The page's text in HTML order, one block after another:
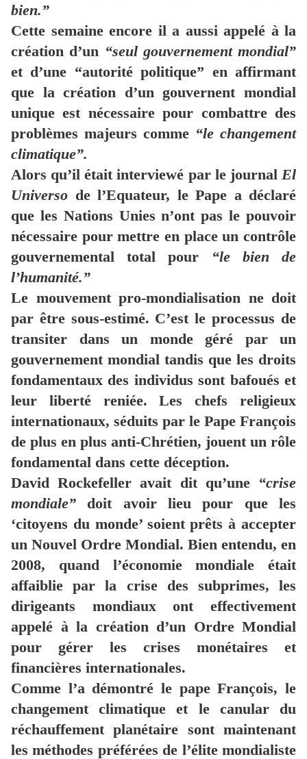
bien.”
Cette semaine encore il a aussi appelé à la
création d’un “seul gouvernement mondial”
et d’une “autorité politique” en affirmant
que la création d’un gouvernent mondial
unique est nécessaire pour combattre des
problèmes majeurs comme “le changement
climatique”.
Alors qu’il était interviewé par le journal El
Universo de l’Equateur, le Pape a déclaré
que les Nations Unies n’ont pas le pouvoir
nécessaire pour mettre en place un contrôle
gouvernemental total pour “le bien de
l’humanité.”
Le mouvement pro-mondialisation ne doit
par être sous-estimé. C’est le processus de
transiter dans un monde géré par un
gouvernement mondial tandis que les droits
fondamentaux des individus sont bafoués et
leur liberté reniée. Les chefs religieux
internationaux, séduits par le Pape François
de plus en plus anti-Chrétien, jouent un rôle
fondamental dans cette déception.
David Rockefeller avait dit qu’une “crise
mondiale” doit avoir lieu pour que les
‘citoyens du monde’ soient prêts à accepter
un Nouvel Ordre Mondial. Bien entendu, en
2008, quand l’économie mondiale était
affaiblie par la crise des subprimes, les
dirigeants mondiaux ont effectivement
appelé à la création d’un Ordre Mondial
pour gérer les crises monétaires et
financières internationales.
Comme l’a démontré le pape François, le
changement climatique et le canular du
réchauffement planétaire sont maintenant
les méthodes préférées de l’élite mondialiste